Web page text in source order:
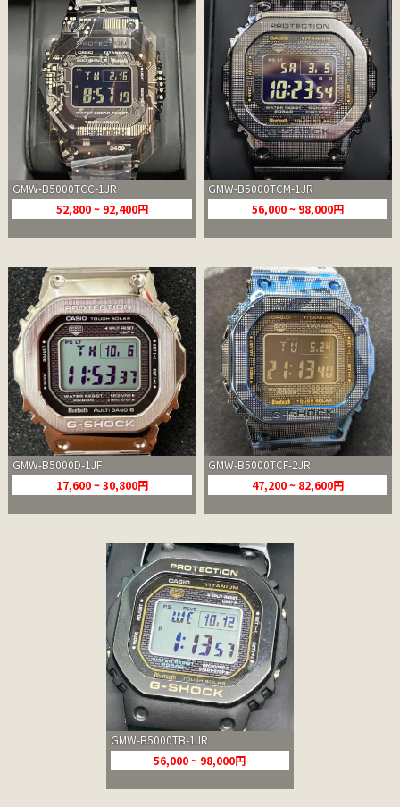
GMW-B5000TCC-1JR
52,800 ~ 92,400円
GMW-B5000TCM-1JR
56,000 ~ 98,000円
GMW-B5000D-1JF
17,600 ~ 30,800円
GMW-B5000TCF-2JR
47,200 ~ 82,600円
GMW-B5000TB-1JR
56,000 ~ 98,000円